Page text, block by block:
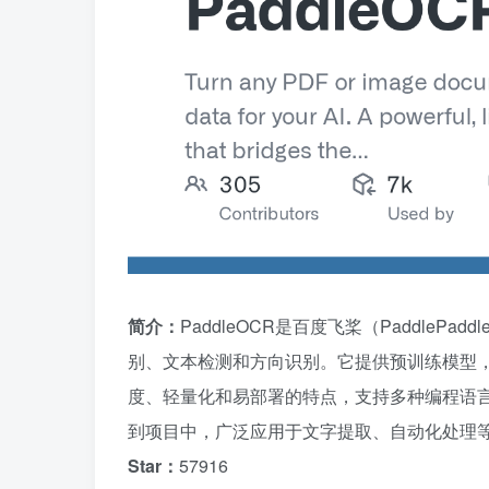
简介： PaddleOCR是百度飞桨（
别、文本检测和方向识别。它提供预训练模
度、轻量化和易部署的特点，支持多种编程
到项目中，广泛应用于文字提取、自动化处理
Star： 57916